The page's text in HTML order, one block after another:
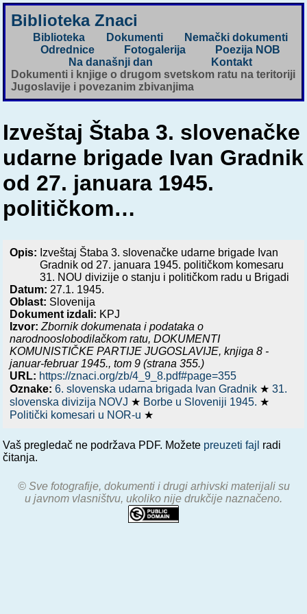
Biblioteka Znaci
Biblioteka Dokumenti
Nemački dokumenti
Odrednice
Fotogalerija
Poezija NOB
Na današnji dan
Kontakt
Dokumenti i knjige o drugom svetskom ratu na teritoriji
Jugoslavije i povezanim zbivanjima
Izveštaj Štaba 3. slovenačke
udarne brigade Ivan Gradnik
od 27. januara 1945.
političkom…
Opis: Izveštaj Štaba 3. slovenačke udarne brigade Ivan
Gradnik od 27. januara 1945. političkom komesaru
31. NOU divizije o stanju i političkom radu u Brigadi
Datum: 27.1. 1945.
Oblast: Slovenija
Dokument izdali: KPJ
Izvor: Zbornik dokumenata i podataka o
narodnooslobodilačkom ratu,DOKUMENTI
KOMUNISTIČKE PARTIJE JUGOSLAVIJE, knjiga 8 -
januar-februar 1945., tom 9 (strana 355.)
URL: https://znaci.org/zb/4_9_8.pdf#page=355
Oznake:6. slovenska udarna brigada Ivan Gradnik ★31.
slovenska divizija NOVJ ★ Borbe u Sloveniji 1945. ★
Politički komesari u NOR-u ★
Vaš pregledač ne podržava PDF. Možete preuzeti fajl radi
čitanja.
© Sve fotografije, dokumenti i drugi arhivski materijali su
u javnom vlasništvu, ukoliko nije drukčije naznačeno.